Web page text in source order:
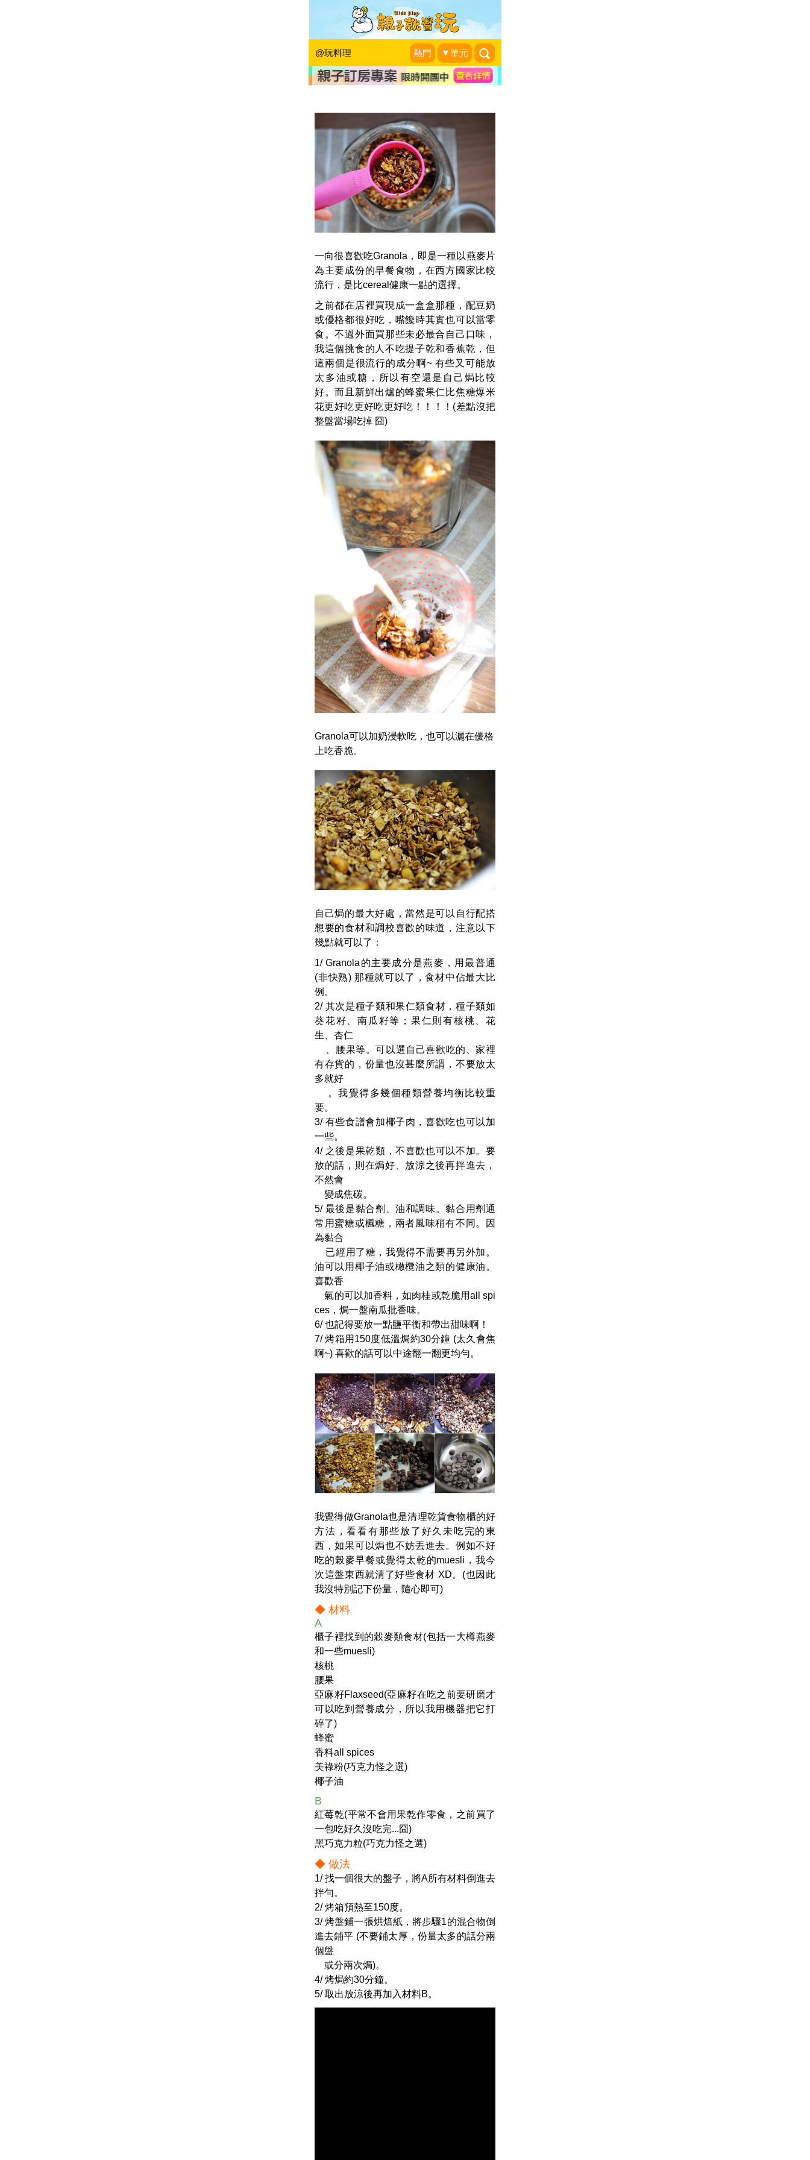
@玩料理 熱門 ▼單元
早餐？零嘴！健康美味的
「焦糖燕麥堅果」自己烤
早安！晨之美！|2017-01-06
一向很喜歡吃Granola，即是一種以燕麥片
為主要成份的早餐食物，在西方國家比較
流行，是比cereal健康一點的選擇。
之前都在店裡買現成一盒盒那種，配豆奶
或優格都很好吃，嘴饞時其實也可以當零
食。不過外面買那些未必最合自己口味，
我這個挑食的人不吃提子乾和香蕉乾，但
這兩個是很流行的成分啊~ 有些又可能放
太多油或糖，所以有空還是自己焗比較
好。而且新鮮出爐的蜂蜜果仁比焦糖爆米
花更好吃更好吃更好吃！！！！(差點沒把
整盤當場吃掉 囧)
Granola可以加奶浸軟吃，也可以灑在優格
上吃香脆。
自己焗的最大好處，當然是可以自行配搭
想要的食材和調校喜歡的味道，注意以下
幾點就可以了：
1/ Granola的主要成分是燕麥，用最普通
(非快熟) 那種就可以了，食材中佔最大比
例。
2/ 其次是種子類和果仁類食材，種子類如
葵花籽、南瓜籽等；果仁則有核桃、花
生、杏仁
、腰果等。可以選自己喜歡吃的、家裡
有存貨的，份量也沒甚麼所謂，不要放太
多就好
。我覺得多幾個種類營養均衡比較重
要。
3/ 有些食譜會加椰子肉，喜歡吃也可以加
一些。
4/ 之後是果乾類，不喜歡也可以不加。要
放的話，則在焗好、放涼之後再拌進去，
不然會
變成焦碳。
5/ 最後是黏合劑、油和調味。黏合用劑通
常用蜜糖或楓糖，兩者風味稍有不同。因
為黏合
已經用了糖，我覺得不需要再另外加。
油可以用椰子油或橄欖油之類的健康油。
喜歡香
氣的可以加香料，如肉桂或乾脆用all spi
ces，焗一盤南瓜批香味。
6/ 也記得要放一點鹽平衡和帶出甜味啊 ！
7/ 烤箱用150度低溫焗約30分鐘 (太久會焦
啊~) 喜歡的話可以中途翻一翻更均勻。
我覺得做Granola也是清理乾貨食物櫃的好
方法，看看有那些放了好久未吃完的東
西，如果可以焗也不妨丟進去。例如不好
吃的榖麥早餐或覺得太乾的muesli，我今
次這盤東西就清了好些食材 XD。(也因此
我沒特別記下份量，隨心即可)
◆ 材料
A
櫃子裡找到的榖麥類食材(包括一大樽燕麥
和一些muesli)
核桃
腰果
亞麻籽Flaxseed(亞麻籽在吃之前要研磨才
可以吃到營養成分，所以我用機器把它打
碎了)
蜂蜜
香料all spices
美祿粉(巧克力怪之選)
椰子油
B
紅莓乾(平常不會用果乾作零食，之前買了
一包吃好久沒吃完...囧)
黑巧克力粒(巧克力怪之選)
◆ 做法
1/ 找一個很大的盤子，將A所有材料倒進去
拌勻。
2/ 烤箱預熱至150度。
3/ 烤盤鋪一張烘焙紙，將步驟1的混合物倒
進去鋪平 (不要鋪太厚，份量太多的話分兩
個盤
或分兩次焗)。
4/ 烤焗約30分鐘。
5/ 取出放涼後再加入材料B。